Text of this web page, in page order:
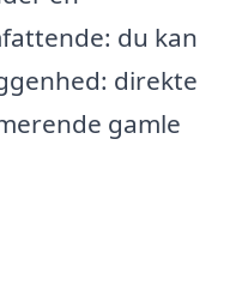
du kan
direkte
gamle